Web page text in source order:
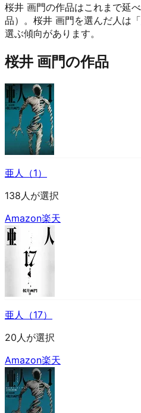
桜井 画門の作品はこれまで延
品）。桜井 画門を選んだ人は「
選ぶ傾向があります。
桜井 画門の作品
亜人（1）
138人が選択
Amazon楽天
亜人（17）
20人が選択
Amazon楽天